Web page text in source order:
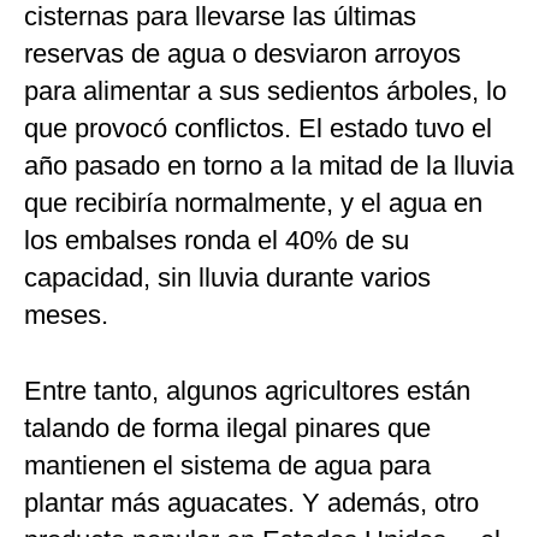
cisternas para llevarse las últimas
reservas de agua o desviaron arroyos
para alimentar a sus sedientos árboles, lo
que provocó conflictos. El estado tuvo el
año pasado en torno a la mitad de la lluvia
que recibiría normalmente, y el agua en
los embalses ronda el 40% de su
capacidad, sin lluvia durante varios
meses.
Entre tanto, algunos agricultores están
talando de forma ilegal pinares que
mantienen el sistema de agua para
plantar más aguacates. Y además, otro